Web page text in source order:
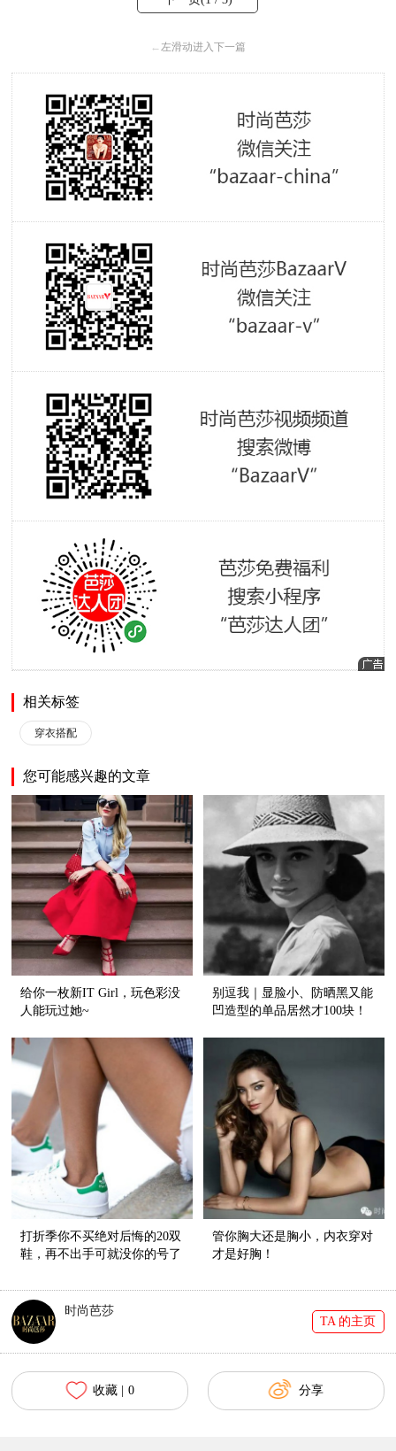
← 左滑动进入下一篇
相关标签
穿衣搭配
您可能感兴趣的文章
给你一枚新IT Girl，玩色彩没
人能玩过她~
别逗我｜显脸小、防晒黑又能
凹造型的单品居然才100块！
打折季你不买绝对后悔的20双
鞋，再不出手可就没你的号了
管你胸大还是胸小，内衣穿对
才是好胸！
时尚芭莎
TA 的主页
收藏 | 0 分享